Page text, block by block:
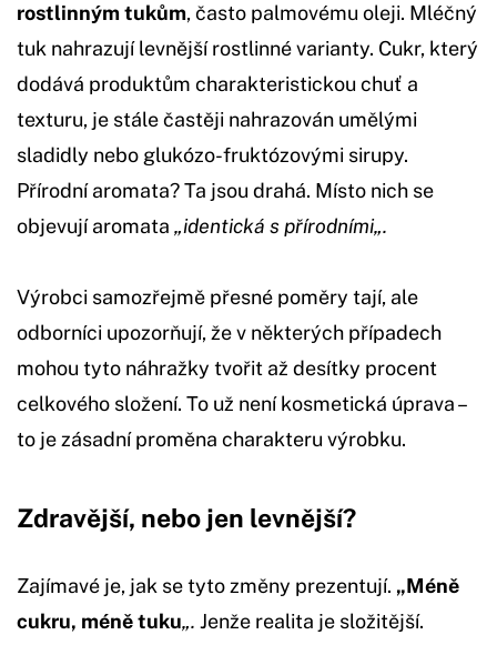
rostlinným tukům, často palmovému oleji. Mléčný
tuk nahrazují levnější rostlinné varianty. Cukr, který
dodává produktům charakteristickou chuť a
texturu, je stále častěji nahrazován umělými
sladidly nebo glukózo-fruktózovými sirupy.
Přírodní aromata? Ta jsou drahá. Místo nich se
objevují aromata „identická s přírodními„.
Výrobci samozřejmě přesné poměry tají, ale
odborníci upozorňují, že v některých případech
mohou tyto náhražky tvořit až desítky procent
celkového složení. To už není kosmetická úprava –
to je zásadní proměna charakteru výrobku.
Zdravější, nebo jen levnější?
Zajímavé je, jak se tyto změny prezentují. „Méně
cukru, méně tuku„. Jenže realita je složitější.